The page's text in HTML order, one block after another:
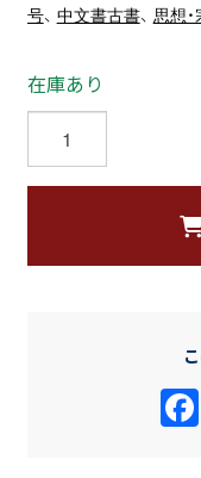
号、 中文書古書、 思想
在庫あり
平
経
校